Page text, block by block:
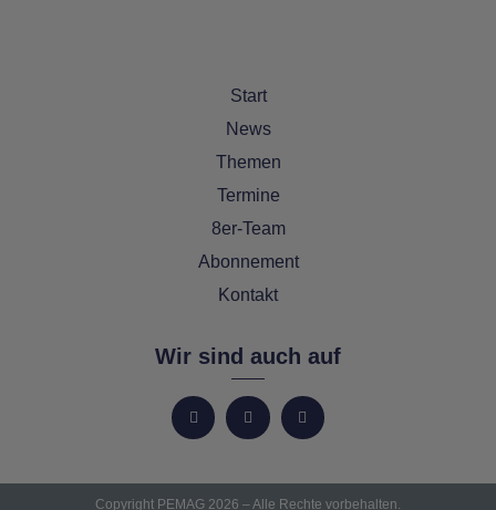
Start
News
Themen
Termine
8er-Team
Abonnement
Kontakt
Wir sind auch auf
Copyright PEMAG 2026 – Alle Rechte vorbehalten.